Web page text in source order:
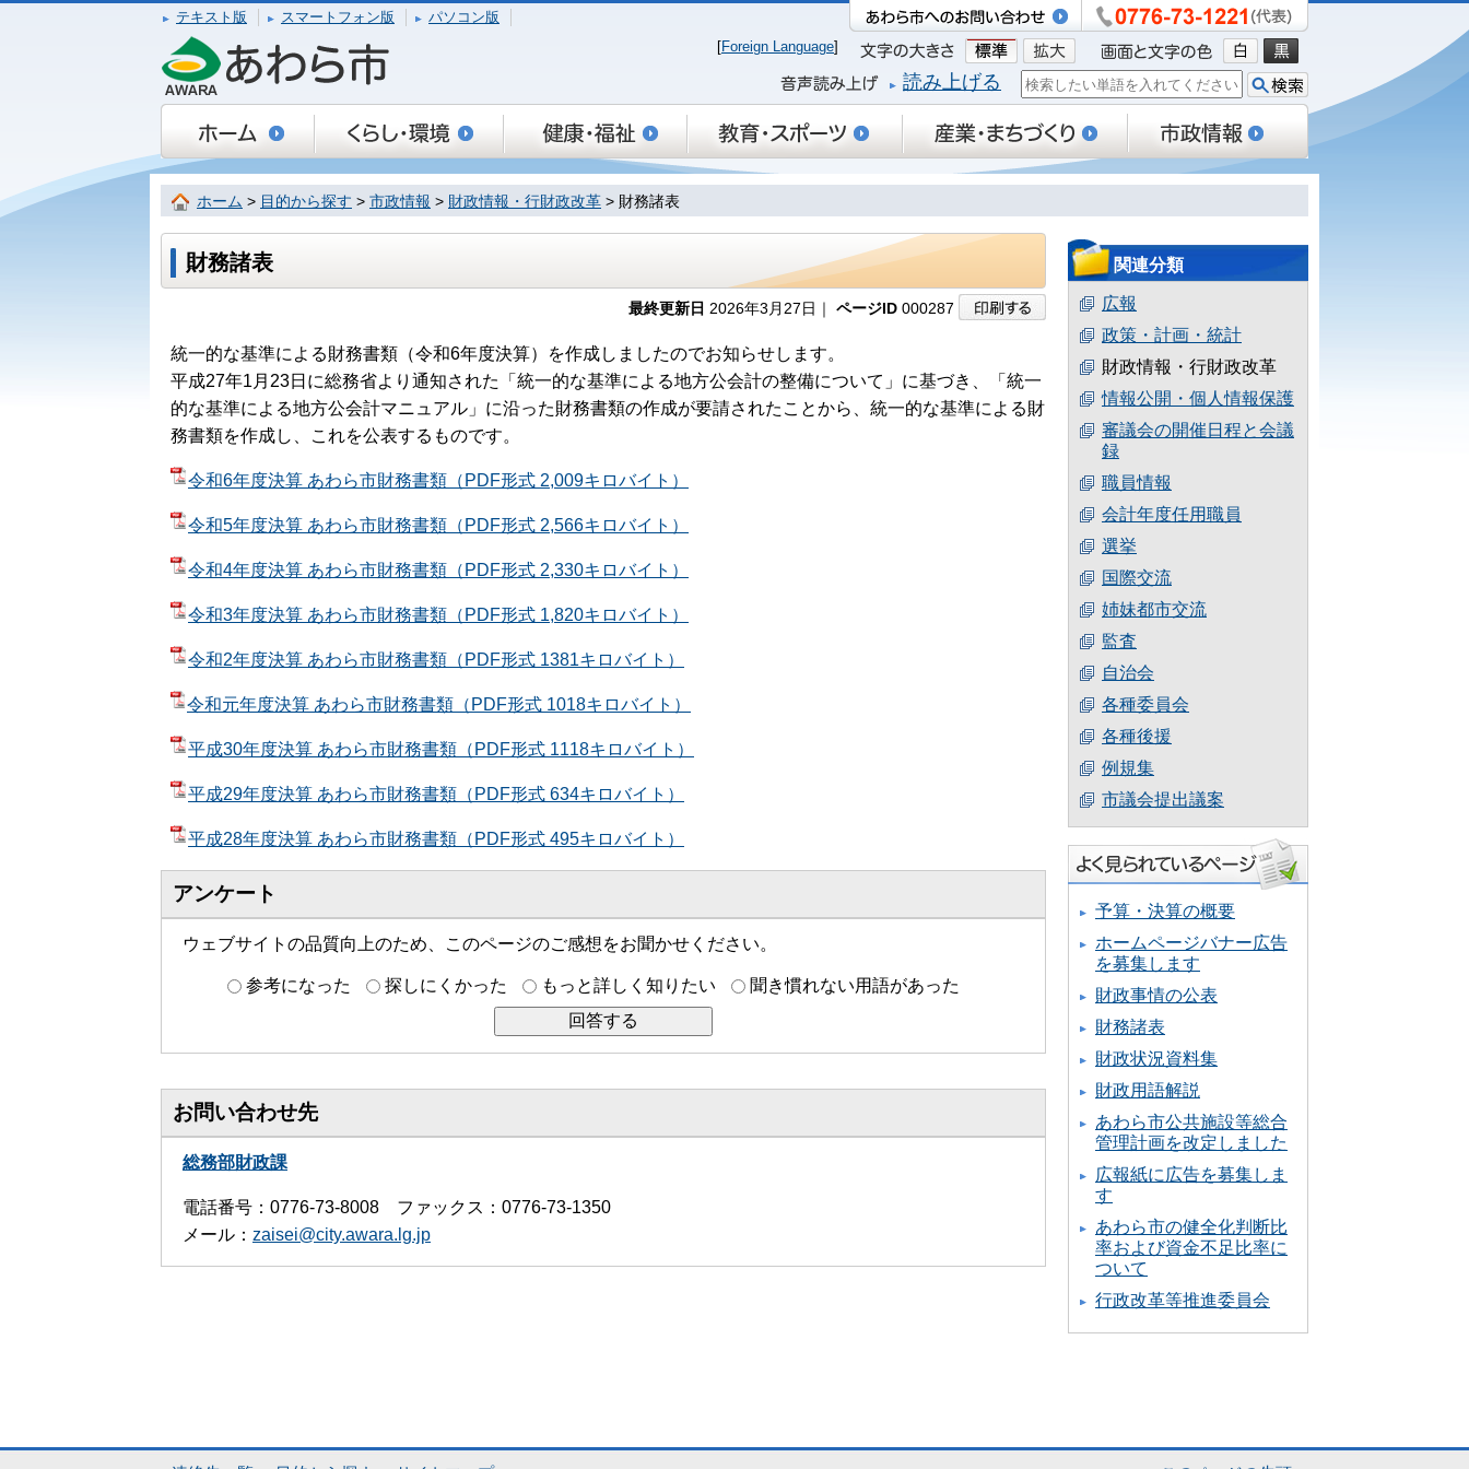
テキスト版 スマートフォン版
パソコン版
[Foreign Language]
読み上げる
ホーム > 目的から探す > 市政情報 > 財政情報・行財政改革 > 財務諸表
財務諸表
最終更新日 2026年3月27日｜ ページID 000287
統一的な基準による財務書類（令和6年度決算）を作成しましたのでお知らせします。
平成27年1月23日に総務省より通知された「統一的な基準による地方公会計の整備について」に基づき、「統一
的な基準による地方公会計マニュアル」に沿った財務書類の作成が要請されたことから、統一的な基準による財
務書類を作成し、これを公表するものです。
令和6年度決算 あわら市財務書類（PDF形式 2,009キロバイト）
令和5年度決算 あわら市財務書類（PDF形式 2,566キロバイト）
令和4年度決算 あわら市財務書類（PDF形式 2,330キロバイト）
令和3年度決算 あわら市財務書類（PDF形式 1,820キロバイト）
令和2年度決算 あわら市財務書類（PDF形式 1381キロバイト）
令和元年度決算 あわら市財務書類（PDF形式 1018キロバイト）
平成30年度決算 あわら市財務書類（PDF形式 1118キロバイト）
平成29年度決算 あわら市財務書類（PDF形式 634キロバイト）
平成28年度決算 あわら市財務書類（PDF形式 495キロバイト）
アンケート
ウェブサイトの品質向上のため、このページのご感想をお聞かせください。
参考になった 探しにくかった もっと詳しく知りたい 聞き慣れない用語があった
お問い合わせ先
総務部財政課
電話番号：0776-73-8008 ファックス：0776-73-1350
メール： zaisei@city.awara.lg.jp
関連分類
広報
政策・計画・統計
財政情報・行財政改革
情報公開・個人情報保護
審議会の開催日程と会議
録
職員情報
会計年度任用職員
選挙
国際交流
姉妹都市交流
監査
自治会
各種委員会
各種後援
例規集
市議会提出議案
予算・決算の概要
ホームページバナー広告
を募集します
財政事情の公表
財務諸表
財政状況資料集
財政用語解説
あわら市公共施設等総合
管理計画を改定しました
広報紙に広告を募集しま
す
あわら市の健全化判断比
率および資金不足比率に
ついて
行政改革等推進委員会